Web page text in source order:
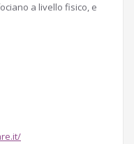
a livello fisico, e